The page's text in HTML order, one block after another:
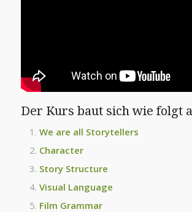
Der Kurs baut sich wie folgt
We are all Storytellers
Character
Story Structure
Visual Language
Film Grammar